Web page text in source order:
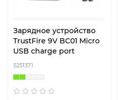
Зарядное устройство
TrustFire 9V BC01 Micro
USB charge port
5251371